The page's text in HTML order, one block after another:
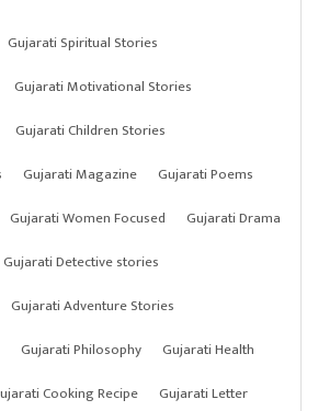
Gujarati Spiritual Stories
Gujarati Motivational Stories
Gujarati Children Stories
Gujarati Magazine
Gujarati Poems
Gujarati Women Focused
Gujarati Drama
Gujarati Detective stories
Gujarati Adventure Stories
Gujarati Philosophy
Gujarati Health
Cooking Recipe Gujarati Letter